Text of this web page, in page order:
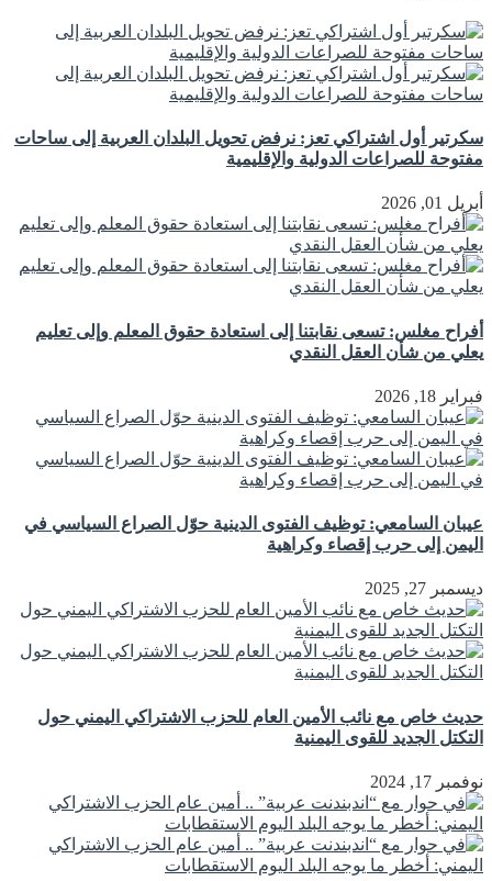
سكرتير أول اشتراكي تعز: نرفض تحويل البلدان العربية إلى ساحات
مفتوحة للصراعات الدولية والإقليمية
أبريل 01, 2026
أفراح مغلس: تسعى نقابتنا إلى استعادة حقوق المعلم وإلى تعليم
يعلي من شأن العقل النقدي
فبراير 18, 2026
عيبان السامعي: توظيف الفتوى الدينية حوّل الصراع السياسي في
اليمن إلى حرب إقصاء وكراهية
ديسمبر 27, 2025
حديث خاص مع نائب الأمين العام للحزب الاشتراكي اليمني حول
التكتل الجديد للقوى اليمنية
نوفمبر 17, 2024